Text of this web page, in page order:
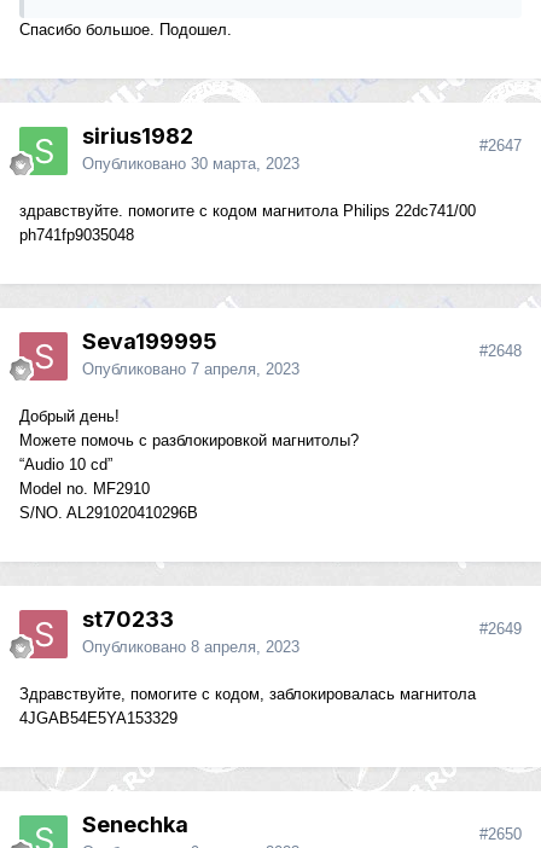
Спасибо большое. Подошел.
sirius1982
Опубликовано 30 марта, 2023
#2647
здравствуйте. помогите с кодом магнитола Philips 22dc741/00
ph741fp9035048
Seva199995
Опубликовано 7 апреля, 2023
#2648
Добрый день!
Можете помочь с разблокировкой магнитолы?
“Audio 10 cd”
Model no. MF2910
S/NO. AL291020410296B
st70233
Опубликовано 8 апреля, 2023
#2649
Здравствуйте, помогите с кодом, заблокировалась магнитола
4JGAB54E5YA153329
Senechka #2650